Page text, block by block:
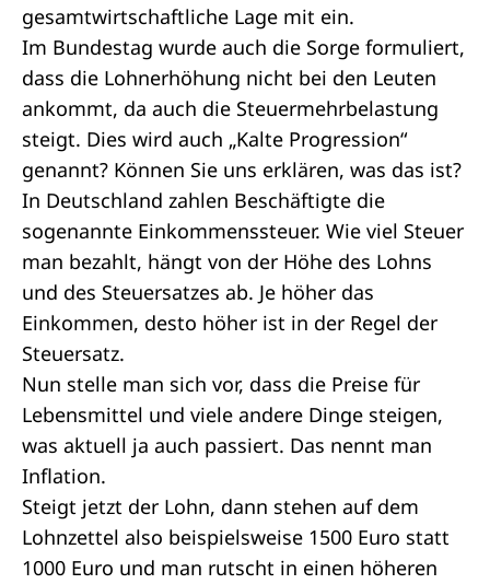
gesamtwirtschaftliche Lage mit ein.
Im Bundestag wurde auch die Sorge formuliert,
dass die Lohnerhöhung nicht bei den Leuten
ankommt, da auch die Steuermehrbelastung
steigt. Dies wird auch „Kalte Progression“
genannt? Können Sie uns erklären, was das ist?
In Deutschland zahlen Beschäftigte die
sogenannte Einkommenssteuer. Wie viel Steuer
man bezahlt, hängt von der Höhe des Lohns
und des Steuersatzes ab. Je höher das
Einkommen, desto höher ist in der Regel der
Steuersatz.
Nun stelle man sich vor, dass die Preise für
Lebensmittel und viele andere Dinge steigen,
was aktuell ja auch passiert. Das nennt man
Inflation.
Steigt jetzt der Lohn, dann stehen auf dem
Lohnzettel also beispielsweise 1500 Euro statt
1000 Euro und man rutscht in einen höheren